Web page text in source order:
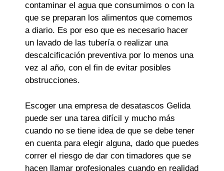
contaminar el agua que consumimos o con la
que se preparan los alimentos que comemos
a diario. Es por eso que es necesario hacer
un lavado de las tubería o realizar una
descalcificación preventiva por lo menos una
vez al año, con el fin de evitar posibles
obstrucciones.
Escoger una empresa de desatascos Gelida
puede ser una tarea difícil y mucho más
cuando no se tiene idea de que se debe tener
en cuenta para elegir alguna, dado que puedes
correr el riesgo de dar con timadores que se
hacen llamar profesionales cuando en realidad